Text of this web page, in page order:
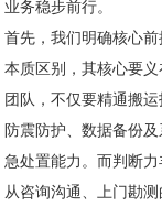
业务稳步前行。
首先，我们明确核心
本质区别，其核心要
团队，不仅要精通搬
防震防护、数据备份
急处置能力。而判断
从咨询沟通、上门勘